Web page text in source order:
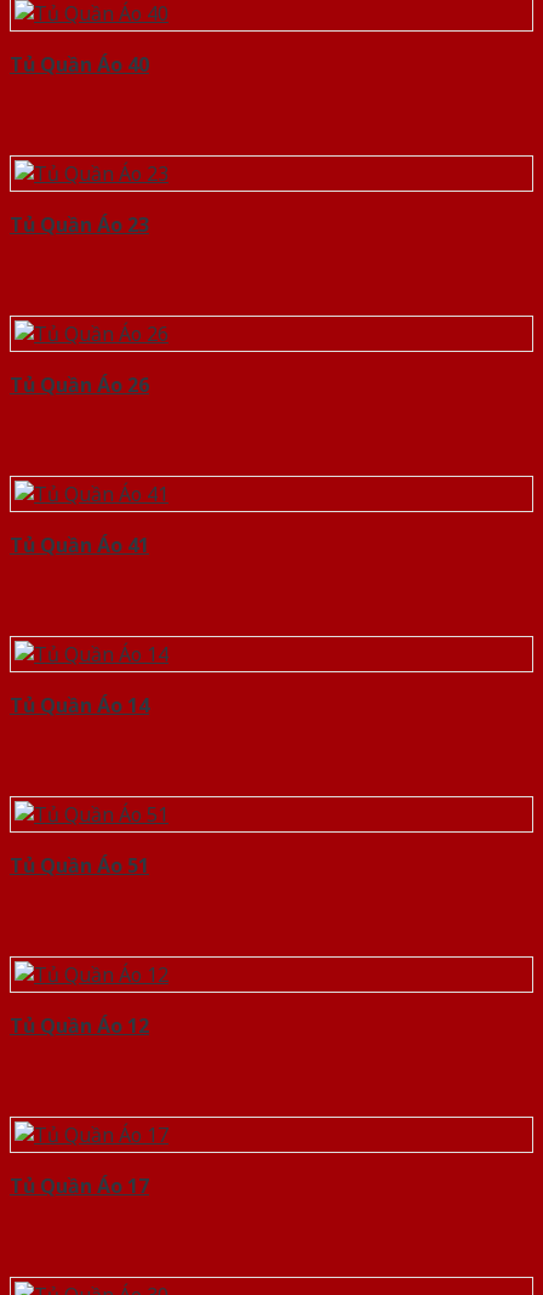
Tủ Quần Áo 40
Tủ Quần Áo 23
Tủ Quần Áo 26
Tủ Quần Áo 41
Tủ Quần Áo 14
Tủ Quần Áo 51
Tủ Quần Áo 12
Tủ Quần Áo 17